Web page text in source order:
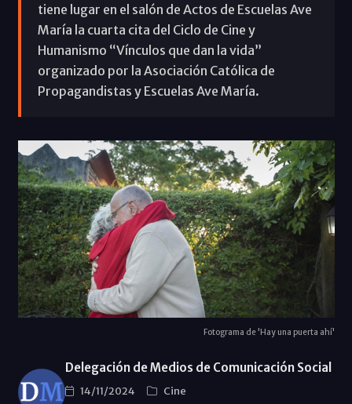
tiene lugar en el salón de Actos de Escuelas Ave
María la cuarta cita del Ciclo de Cine y
Humanismo “Vínculos que dan la vida”
organizado por la Asociación Católica de
Propagandistas y Escuelas Ave María.
Fotograma de 'Hay una puerta ahí'
Delegación de Medios de Comunicación Social
14/11/2024
Cine